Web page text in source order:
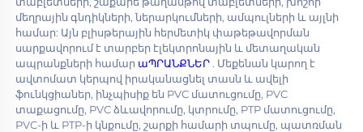
մեղրային գնդիկների, ներարկումների, ամպուլների և այլնի
համար: Այն բլիսթերային հերմետիկ փաթեթավորման
սարքավորում է տարբեր էլեկտրոնային և մետաղական
ապրանքների համար աՊՐԱՆՔՆԵՐ . Մեքենան կարող է
ավտոմատ կերպով իրականացնել տասն և ավելի
ֆունկցիաներ, ինչպիսիք են PVC մատուցումը, PVC
տաքացումը, PVC ձևավորումը, կտրումը, PTP մատուցումը,
PVC-ի և PTP-ի կնքումը, շարքի համարի տպումը, պատռման